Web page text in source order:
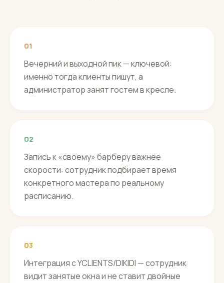
01
Вечерний и выходной пик — ключевой:
именно тогда клиенты пишут, а
администратор занят гостем в кресле.
02
Запись к «своему» барберу важнее
скорости: сотрудник подбирает время
конкретного мастера по реальному
расписанию.
03
Интеграция с YCLIENTS/DIKIDI — сотрудник
видит занятые окна и не ставит двойные